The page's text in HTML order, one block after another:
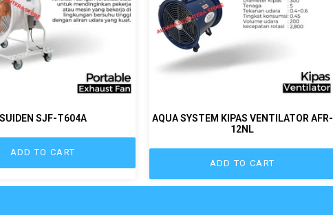
SUIDEN SJF-T604A
ADD TO CART
AQUA SYSTEM KIPAS VENTILATOR AFR-
12NL
ADD TO CART